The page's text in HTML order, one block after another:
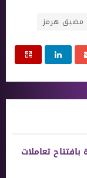
مضيق هرمز
تعاملات